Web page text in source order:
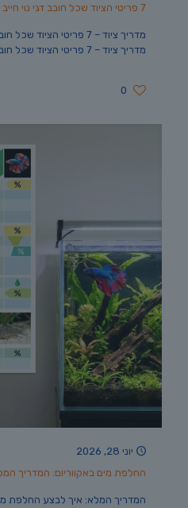
7 פריטי הציוד שכל חובב דגי נוי חייב להחזיק בבית
מדריך ציוד – 7 פריטי
מדריך ציוד – 7 פריטי הציוד שכל חובב דגי נוי חייב להחזיק בבית
0
יוני 28, 2026
החלפת מים באקווריום: המדריך
המדריך המלא: איך לבצע החלפת